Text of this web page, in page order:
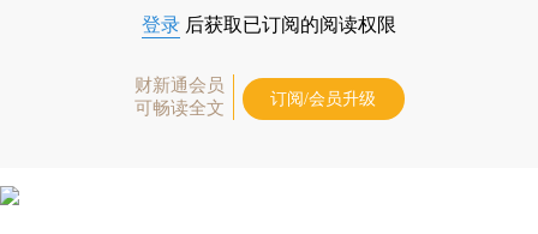
登录 后获取已订阅的阅读权限
财新通会员
可畅读全文
订阅/会员升级